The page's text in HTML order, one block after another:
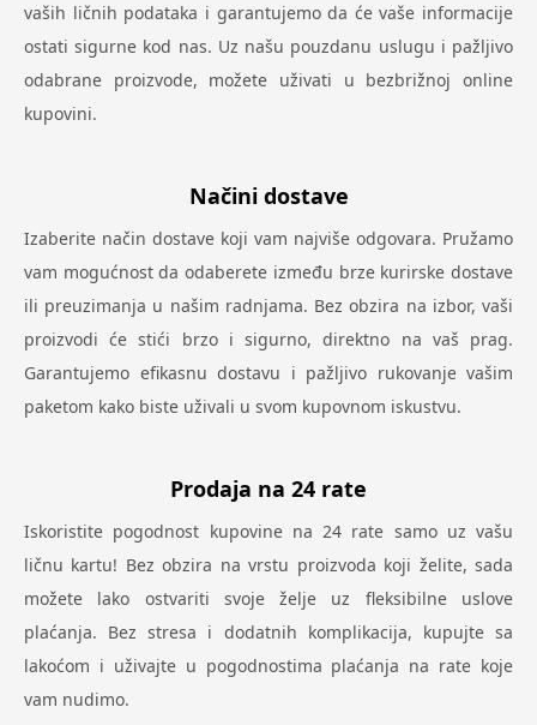
vaših ličnih podataka i garantujemo da će vaše informacije
ostati sigurne kod nas. Uz našu pouzdanu uslugu i pažljivo
odabrane proizvode, možete uživati u bezbrižnoj online
kupovini.
Načini dostave
Izaberite način dostave koji vam najviše odgovara. Pružamo
vam mogućnost da odaberete između brze kurirske dostave
ili preuzimanja u našim radnjama. Bez obzira na izbor, vaši
proizvodi će stići brzo i sigurno, direktno na vaš prag.
Garantujemo efikasnu dostavu i pažljivo rukovanje vašim
paketom kako biste uživali u svom kupovnom iskustvu.
Prodaja na 24 rate
Iskoristite pogodnost kupovine na 24 rate samo uz vašu
ličnu kartu! Bez obzira na vrstu proizvoda koji želite, sada
možete lako ostvariti svoje želje uz fleksibilne uslove
plaćanja. Bez stresa i dodatnih komplikacija, kupujte sa
lakoćom i uživajte u pogodnostima plaćanja na rate koje
vam nudimo.